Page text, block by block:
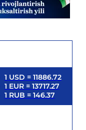
1 USD = 11886.72
1 EUR= 13717.27
1 RUB = 146.37